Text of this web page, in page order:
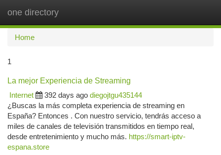
one directory
Home
1
La mejor Experiencia de Streaming
Internet
392 days ago diegojtgu435144
¿Buscas la más completa experiencia de streaming en
España? Entonces . Con nuestro servicio, tendrás acceso a
miles de canales de televisión transmitidos en tiempo real,
desde entretenimiento y mucho más. https://smart-iptv-
espana.store